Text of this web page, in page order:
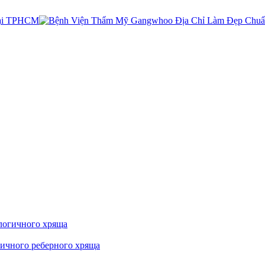
хряща
реберного хряща